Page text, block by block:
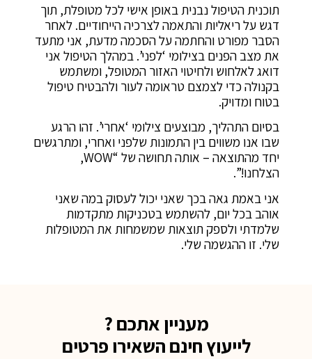
תוכנית הטיפול נבנית באופן אישי לכל מטופלת, תוך
דגש על ריאליות והתאמה לצרכיה הייחודיים. לאחר
הסבר מפורט והחתמה על הסכמה מדעת, אני מתעד
את מצב הפנים בצילומי ‘לפני’. במהלך הטיפול אני
דואג לאלחוש ולחיטוי האזור המטופל, ומשתמש
בקנולה כדי לצמצם טראומה לעור ולהבטיח טיפול
בטוח ומדויק.
בסיום התהליך, מבוצעים צילומי ‘אחרי’. זהו הרגע
שבו אנו משווים בין התמונות שלפני ואחרי, ומתרגשים
יחד מהתוצאה – אותה תחושה של “WOW,
הצלחנו!”.
אני באמת גאה בכך שאני יכול לעסוק במה שאני
אוהב בכל יום, להשתמש בטכניקות מתקדמות
שלמדתי ולספק תוצאות שמשמחות את המטופלות
שלי. זו ההגשמה שלי.
מעניין אתכם ?
לייעוץ חינם השאירו פרטים